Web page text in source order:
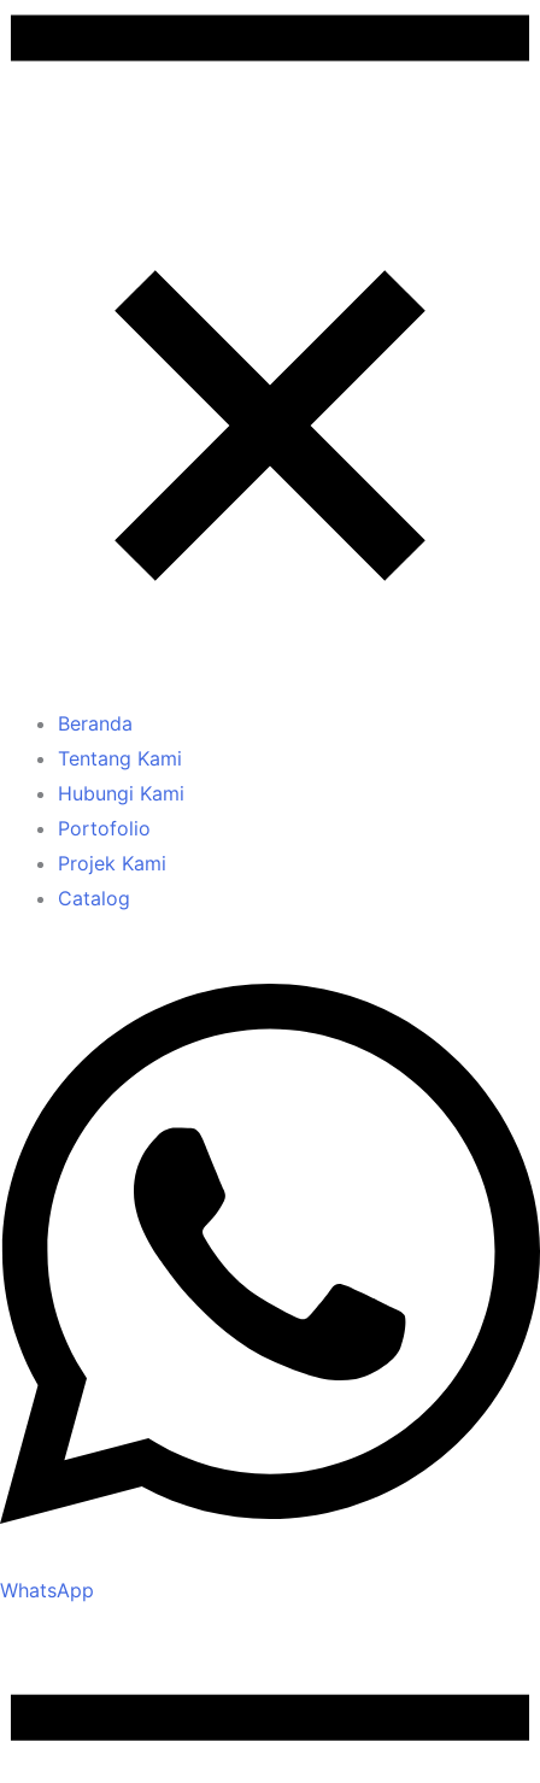
Beranda
Tentang Kami
Hubungi Kami
Portofolio
Projek Kami
Catalog
WhatsApp